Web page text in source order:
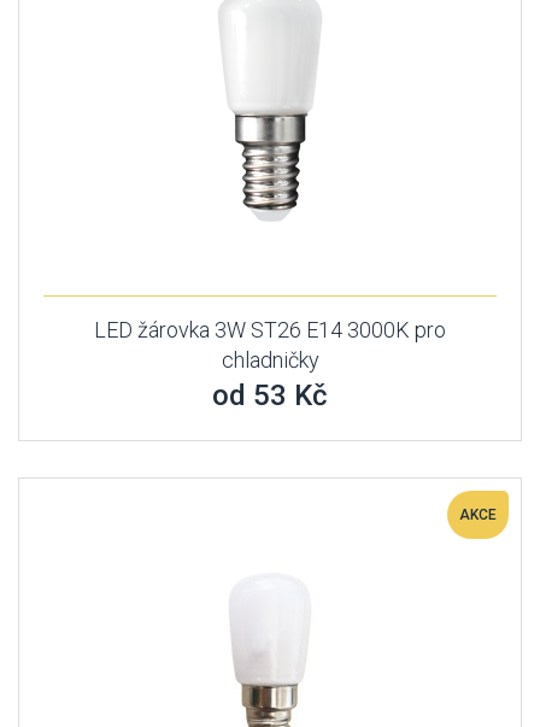
LED žárovka 3W ST26 E14 3000K pro
chladničky
od 53 Kč
AKCE